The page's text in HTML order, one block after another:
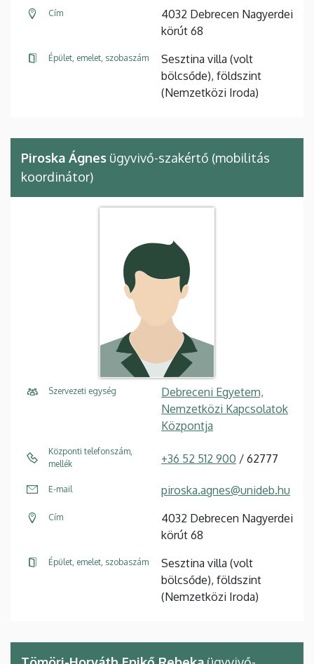
Cím
4032 Debrecen Nagyerdei
körút 68
Épület, emelet, szobaszám
Sesztina villa (volt
bölcsőde), földszint
(Nemzetközi Iroda)
Piroska Ágnes ügyvivő-szakértő (mobilitás
koordinátor)
Szervezeti egység
Debreceni Egyetem,
Nemzetközi Kapcsolatok
Központja
Központi telefonszám,
mellék
+36 52 512 900 / 62777
E-mail piroska.agnes@unideb.hu
Cím
4032 Debrecen Nagyerdei
körút 68
Épület, emelet, szobaszám
Sesztina villa (volt
bölcsőde), földszint
(Nemzetközi Iroda)